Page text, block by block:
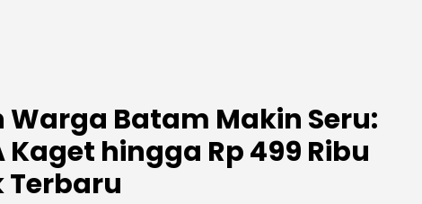
Warga Batam Makin Seru:
Kaget hingga Rp 499 Ribu
Terbaru